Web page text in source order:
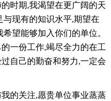
时期,我渴望在更广阔的天
现有的知识水平,期望在
望能够加入你们的单位。
一份工作,竭尽全力的在工
自己的勤奋和努力,一定会
的关注,愿贵单位事业蒸蒸